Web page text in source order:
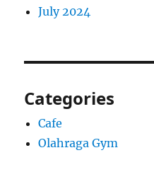
July 2024
Categories
Cafe
Olahraga Gym